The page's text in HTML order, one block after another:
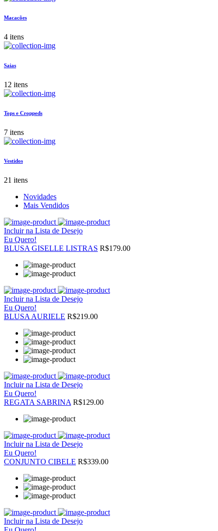
Macacões
4 itens
Saias
12 itens
Tops e Croppeds
7 itens
Vestidos
21 itens
Novidades
Mais Vendidos
Incluir na Lista de Desejo
Eu Quero!
BLUSA GISELLE LISTRAS R$179.00
Incluir na Lista de Desejo
Eu Quero!
BLUSA AURIELE R$219.00
Incluir na Lista de Desejo
Eu Quero!
REGATA SABRINA R$129.00
Incluir na Lista de Desejo
Eu Quero!
CONJUNTO CIBELE R$339.00
Incluir na Lista de Desejo